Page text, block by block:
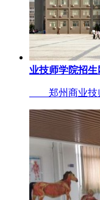
业技师学院招生
郑州商业技